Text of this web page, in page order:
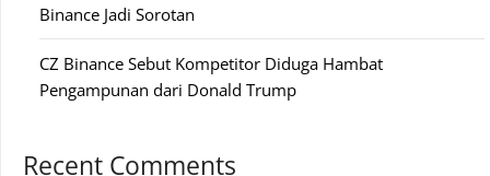
Binance Jadi Sorotan
CZ Binance Sebut Kompetitor Diduga Hambat
Pengampunan dari Donald Trump
Recent Comments